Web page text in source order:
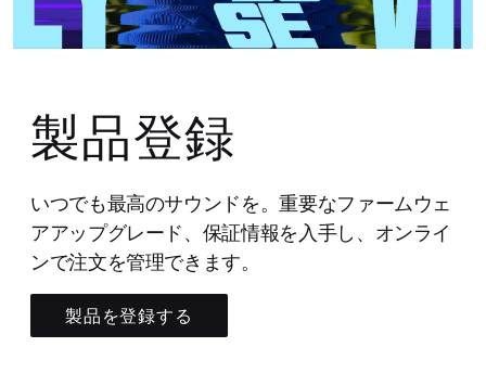
製品登録
いつでも最高のサウンドを。重要なファームウェ
アアップグレード、保証情報を入手し、オンライ
ンで注文を管理できます。
製品を登録する